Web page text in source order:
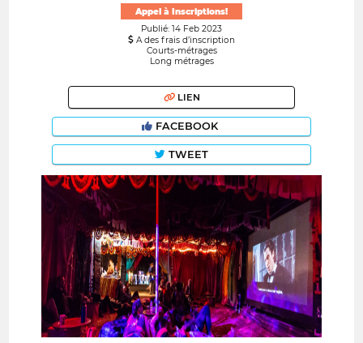
Appel à Inscriptions!
Publié: 14 Feb 2023
A des frais d’inscription
Courts-métrages
Long métrages
LIEN
FACEBOOK
TWEET